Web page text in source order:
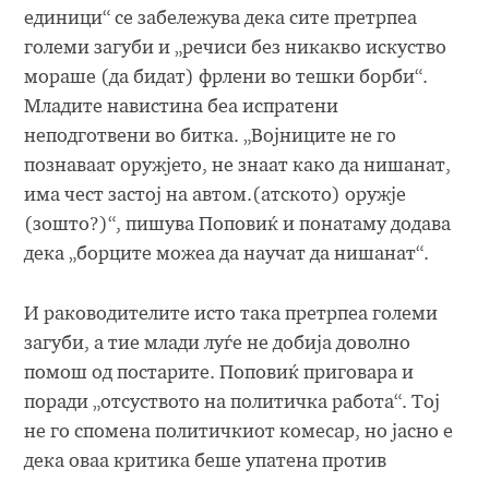
единици“ се забележува дека сите претрпеа
големи загуби и „речиси без никакво искуство
мораше (да бидат) фрлени во тешки борби“.
Младите навистина беа испратени
неподготвени во битка. „Војниците не го
познаваат оружјето, не знаат како да нишанат,
има чест застој на автом.(атското) оружје
(зошто?)“, пишува Поповиќ и понатаму додава
дека „борците можеа да научат да нишанат“.
И раководителите исто така претрпеа големи
загуби, а тие млади луѓе не добија доволно
помош од постарите. Поповиќ приговара и
поради „отсуството на политичка работа“. Тој
не го спомена политичкиот комесар, но јасно е
дека оваа критика беше упатена против